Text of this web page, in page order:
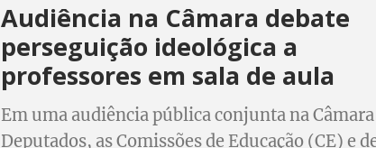
Audiência na Câmara debate
perseguição ideológica a
professores em sala de aula
Em uma audiência pública conjunta na
Deputados, as Comissões de Educação (CE) e